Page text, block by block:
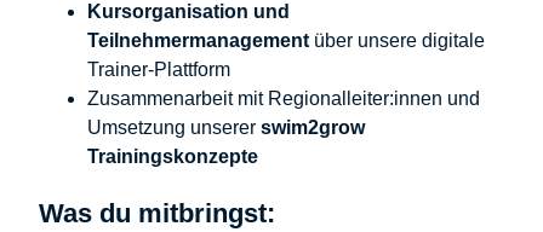
Kursorganisation und
Teilnehmermanagement über unsere digitale
Trainer-Plattform
Zusammenarbeit mit Regionalleiter:innen und
Umsetzung unserer swim2grow
Trainingskonzepte
Was du mitbringst: